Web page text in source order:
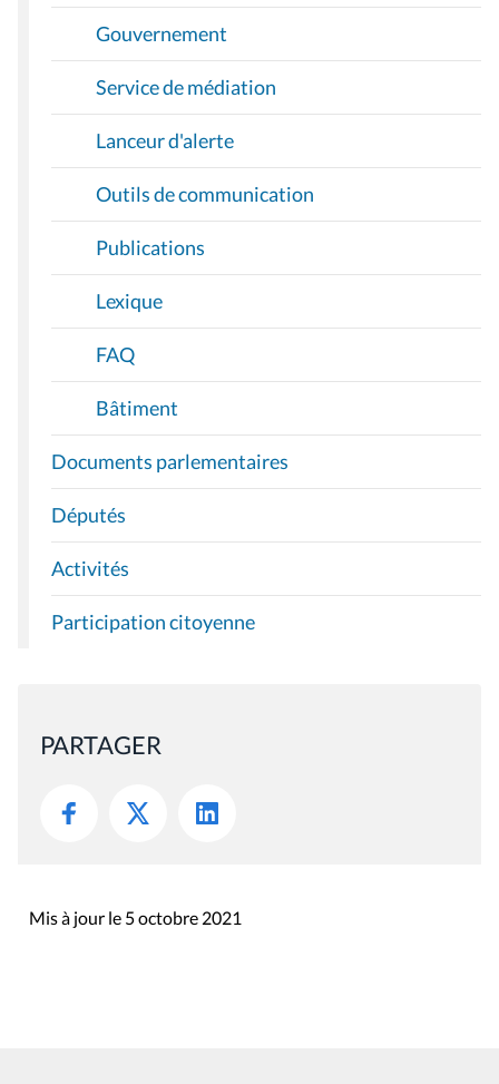
Gouvernement
Service de médiation
Lanceur d'alerte
Outils de communication
Publications
Lexique
FAQ
Bâtiment
Documents parlementaires
Députés
Activités
Participation citoyenne
PARTAGER
Mis à jour le 5 octobre 2021